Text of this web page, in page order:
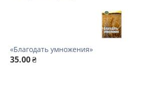
«Благодать умножения»
35.00₴